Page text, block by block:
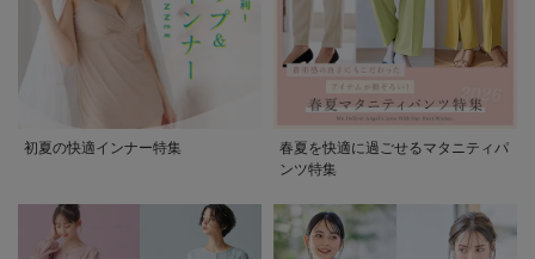
初夏の快適インナー特集
春夏を快適に過ごせるマタニティパ
ンツ特集